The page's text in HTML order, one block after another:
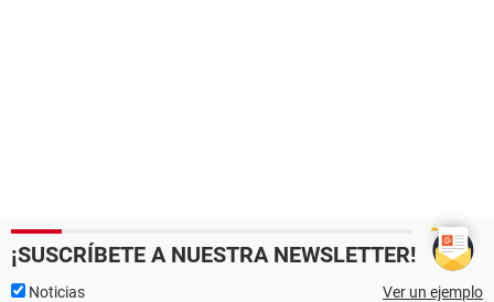
¡SUSCRÍBETE A NUESTRA NEWSLETTER!
Noticias Ver un ejemplo